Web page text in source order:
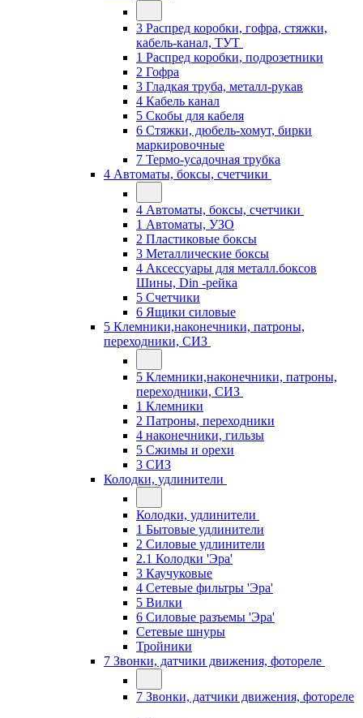
3 Распред коробки, гофра, стяжки,
кабель-канал, ТУТ
1 Распред коробки, подрозетники
2 Гофра
3 Гладкая труба, металл-рукав
4 Кабель канал
5 Скобы для кабеля
6 Стяжки, дюбель-хомут, бирки
маркировочные
7 Термо-усадочная трубка
4 Автоматы, боксы, счетчики
4 Автоматы, боксы, счетчики
1 Автоматы, УЗО
2 Пластиковые боксы
3 Металлические боксы
4 Аксессуары для металл.боксов
Шины, Din -рейка
5 Счетчики
6 Ящики силовые
5 Клемники,наконечники, патроны,
переходники, СИЗ
5 Клемники,наконечники, патроны,
переходники, СИЗ
1 Клемники
2 Патроны, переходники
4 наконечники, гильзы
5 Сжимы и орехи
3 СИЗ
Колодки, удлинители
Колодки, удлинители
1 Бытовые удлинители
2 Силовые удлинители
2.1 Колодки 'Эра'
3 Каучуковые
4 Сетевые фильтры 'Эра'
5 Вилки
6 Силовые разъемы 'Эра'
Сетевые шнуры
Тройники
7 Звонки, датчики движения, фотореле
7 Звонки, датчики движения, фотореле